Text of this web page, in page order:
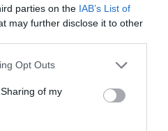
parties on the IAB’s List of
may further disclose it to other
Opt Outs
of my